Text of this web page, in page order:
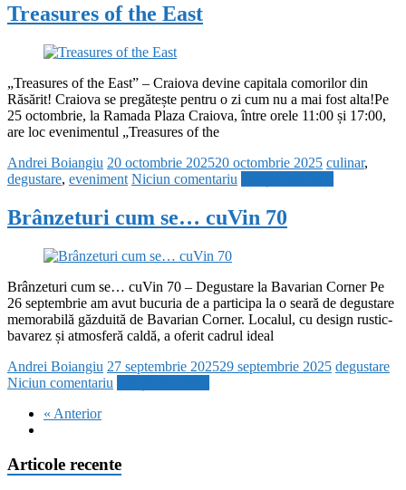
Treasures of the East
„Treasures of the East” – Craiova devine capitala comorilor din
Răsărit! Craiova se pregătește pentru o zi cum nu a mai fost alta!Pe
25 octombrie, la Ramada Plaza Craiova, între orele 11:00 și 17:00,
are loc evenimentul „Treasures of the
Andrei Boiangiu 20 octombrie 202520 octombrie 2025 culinar,
degustare, eveniment Niciun comentariu
Brânzeturi cum se… cuVin 70
Brânzeturi cum se… cuVin 70 – Degustare la Bavarian Corner Pe
26 septembrie am avut bucuria de a participa la o seară de degustare
memorabilă găzduită de Bavarian Corner. Localul, cu design rustic-
bavarez și atmosferă caldă, a oferit cadrul ideal
Andrei Boiangiu 27 septembrie 202529 septembrie 2025 degustare
Niciun comentariu
« Anterior
Articole recente